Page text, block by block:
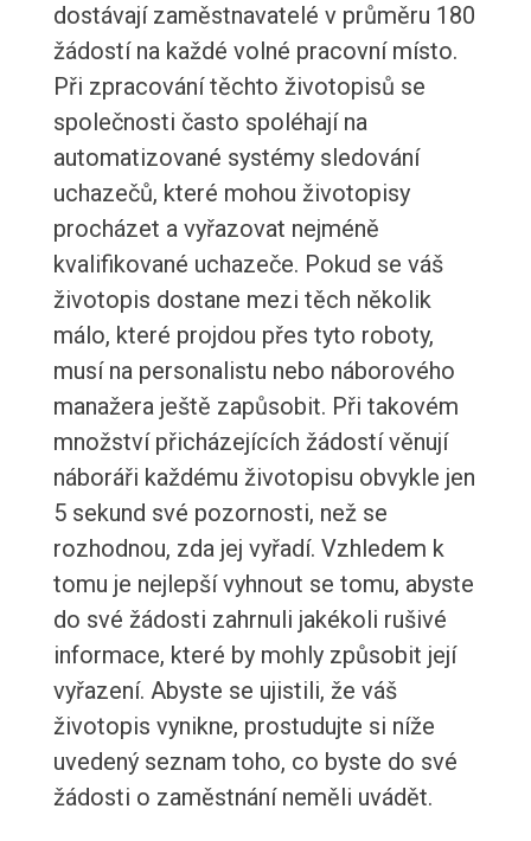
dostávají zaměstnavatelé v průměru 180
žádostí na každé volné pracovní místo.
Při zpracování těchto životopisů se
společnosti často spoléhají na
automatizované systémy sledování
uchazečů, které mohou životopisy
procházet a vyřazovat nejméně
kvalifikované uchazeče. Pokud se váš
životopis dostane mezi těch několik
málo, které projdou přes tyto roboty,
musí na personalistu nebo náborového
manažera ještě zapůsobit. Při takovém
množství přicházejících žádostí věnují
náboráři každému životopisu obvykle jen
5 sekund své pozornosti, než se
rozhodnou, zda jej vyřadí. Vzhledem k
tomu je nejlepší vyhnout se tomu, abyste
do své žádosti zahrnuli jakékoli rušivé
informace, které by mohly způsobit její
vyřazení. Abyste se ujistili, že váš
životopis vynikne, prostudujte si níže
uvedený seznam toho, co byste do své
žádosti o zaměstnání neměli uvádět.